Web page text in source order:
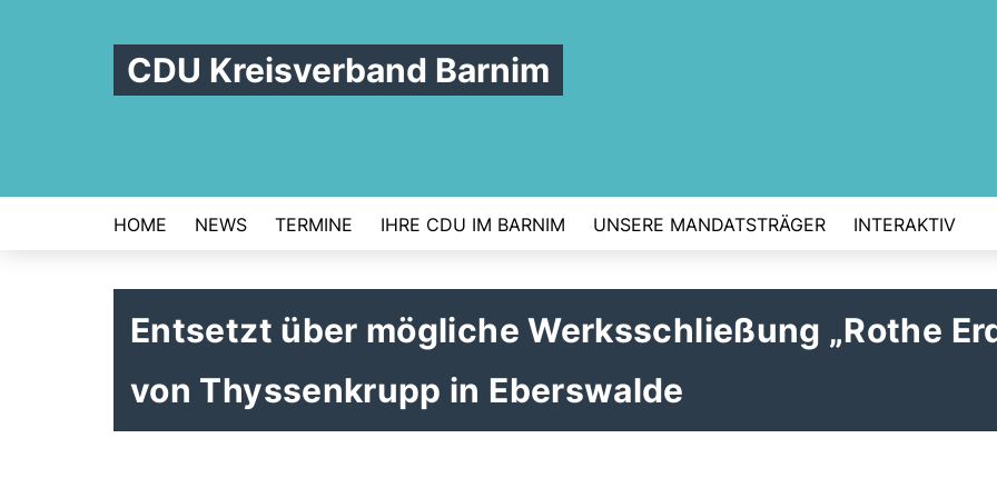
CDU Kreisverband Barnim
HOME NEWS TERMINE IHRE CDU IM BARNIM UNSERE MANDATSTRÄGER INTERAKTIV
Entsetzt über mögliche Werksschließung „Rothe
von Thyssenkrupp in Eberswalde